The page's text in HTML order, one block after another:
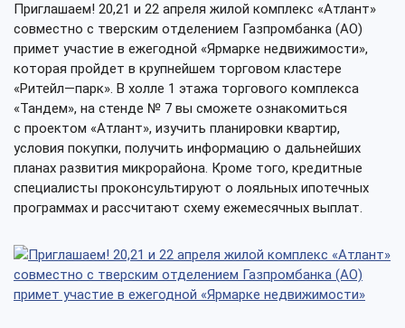
Приглашаем! 20,21 и 22 апреля жилой комплекс «Атлант»
совместно с тверским отделением Газпромбанка (АО)
примет участие в ежегодной «Ярмарке недвижимости»,
которая пройдет в крупнейшем торговом кластере
«Ритейл—парк». В холле 1 этажа торгового комплекса
«Тандем», на стенде № 7 вы сможете ознакомиться
с проектом «Атлант», изучить планировки квартир,
условия покупки, получить информацию о дальнейших
планах развития микрорайона. Кроме того, кредитные
специалисты проконсультируют о лояльных ипотечных
программах и рассчитают схему ежемесячных выплат.